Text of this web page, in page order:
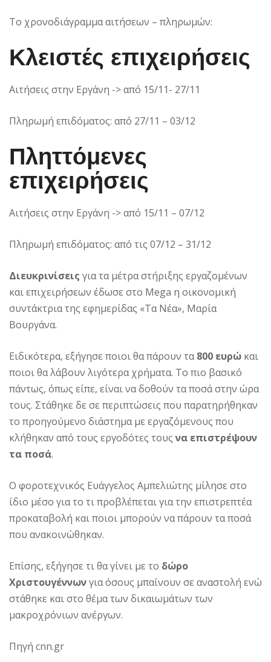
Το χρονοδιάγραμμα αιτήσεων – πληρωμών:
Κλειστές επιχειρήσεις
Αιτήσεις στην Εργάνη -> από 15/11- 27/11
Πληρωμή επιδόματος: από 27/11 – 03/12
Πληττόμενες
επιχειρήσεις
Αιτήσεις στην Εργάνη -> από 15/11 – 07/12
Πληρωμή επιδόματος: από τις 07/12 – 31/12
Διευκρινίσεις για τα μέτρα στήριξης εργαζομένων
και επιχειρήσεων έδωσε στο Mega η οικονομική
συντάκτρια της εφημερίδας «Τα Νέα», Μαρία
Βουργάνα.
Ειδικότερα, εξήγησε ποιοι θα πάρουν τα800 ευρώ και
ποιοι θα λάβουν λιγότερα χρήματα. Το πιο βασικό
πάντως, όπως είπε, είναι να δοθούν τα ποσά στην ώρα
τους. Στάθηκε δε σε περιπτώσεις που παρατηρήθηκαν
το προηγούμενο διάστημα με εργαζόμενους που
κλήθηκαν από τους εργοδότες τουςνα επιστρέψουν
τα ποσά.
Ο φοροτεχνικός Ευάγγελος Αμπελιώτης μίλησε στο
ίδιο μέσο για το τι προβλέπεται για την επιστρεπτέα
προκαταβολή και ποιοι μπορούν να πάρουν τα ποσά
που ανακοινώθηκαν.
Επίσης, εξήγησε τι θα γίνει με το δώρο
Χριστουγέννωνγια όσους μπαίνουν σε αναστολή ενώ
στάθηκε και στο θέμα των δικαιωμάτων των
μακροχρόνιων ανέργων.
Πηγή cnn.gr